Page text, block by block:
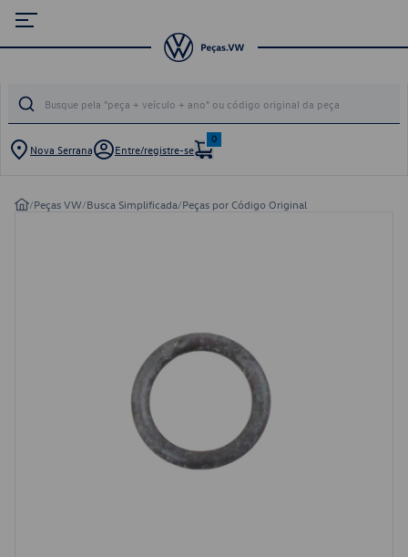
Nova Serrana Entre/registre-se
0
/Peças VW/Busca Simplificada/Peças por Código Original